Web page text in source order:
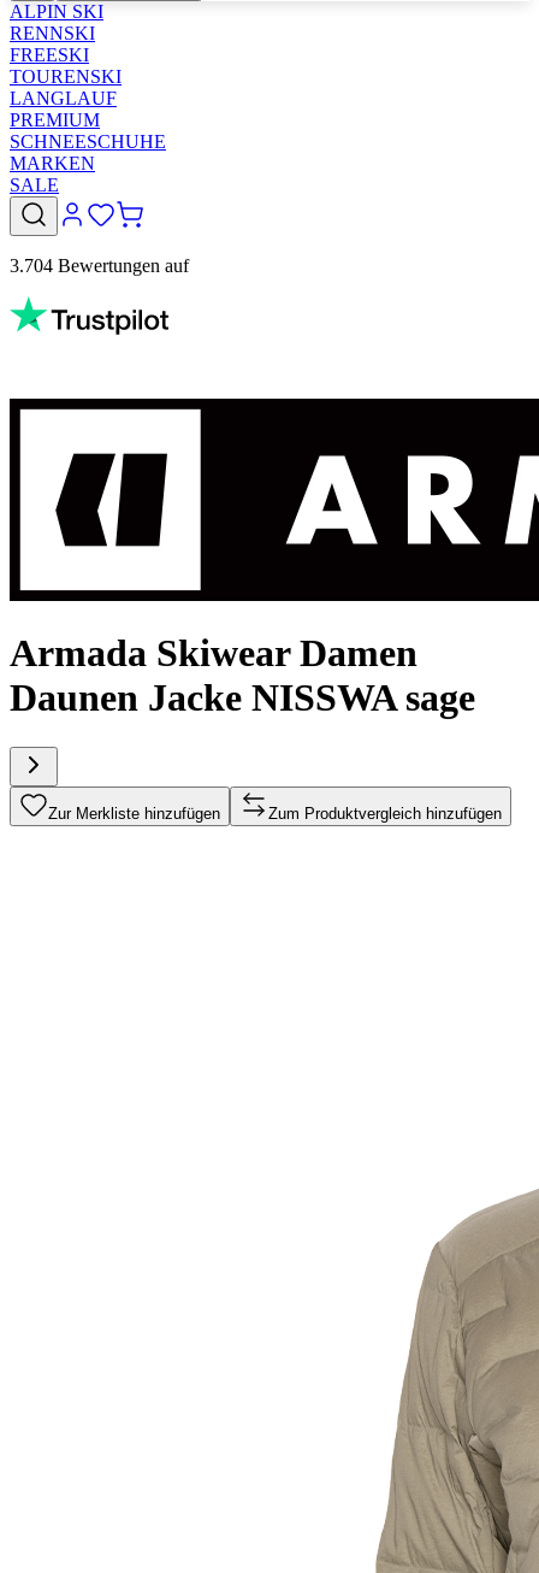
ALPIN SKI
RENNSKI
FREESKI
TOURENSKI
LANGLAUF
PREMIUM
SCHNEESCHUHE
MARKEN
SALE
3.704 Bewertungen auf
Armada Skiwear Damen
Daunen Jacke NISSWA sage
Zur Merkliste hinzufügen Zum Produktvergleich hinzufügen